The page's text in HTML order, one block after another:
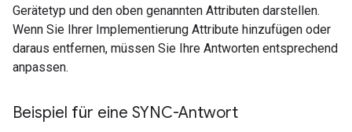
Gerätetyp und den oben genannten Attributen darstellen.
Wenn Sie Ihrer Implementierung Attribute hinzufügen oder
daraus entfernen, müssen Sie Ihre Antworten entsprechend
anpassen.
Beispiel für eine SYNC-Antwort